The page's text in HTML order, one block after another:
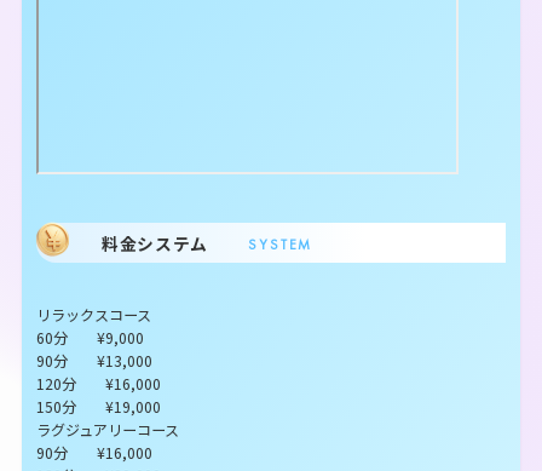
料金システム SYSTEM
リラックスコース
60分 ¥9,000
90分 ¥13,000
120分 ¥16,000
150分 ¥19,000
ラグジュアリーコース
90分 ¥16,000